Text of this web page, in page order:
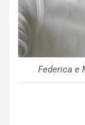
Federica e